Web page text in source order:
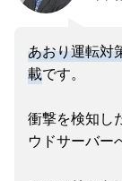
あおり運転対
載です。
衝撃を検知し
ウドサーバー